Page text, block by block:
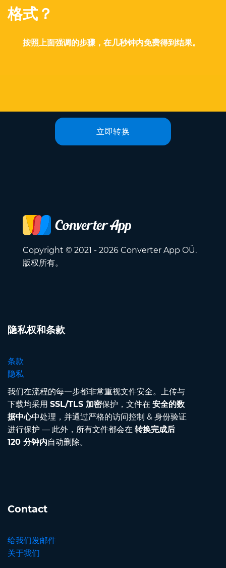
格式？
按照上面强调的步骤，在几秒钟内免费得到结果。
立即转换
Copyright © 2021 - 2026 Converter App OÜ.
版权所有。
隐私权和条款
条款
隐私
我们在流程的每一步都非常重视文件安全。上传与
下载均采用 SSL/TLS 加密保护，文件在 安全的数
据中心中处理，并通过严格的访问控制 & 身份验证
进行保护 — 此外，所有文件都会在 转换完成后
120 分钟内自动删除。
Contact
给我们发邮件
关于我们